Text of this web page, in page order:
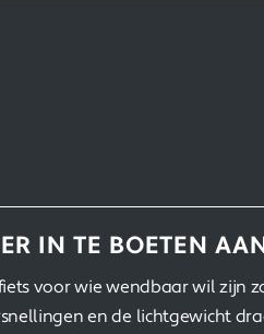
IN TE BOETEN
voor wie wendbaar wil zijn
en de lichtgewicht